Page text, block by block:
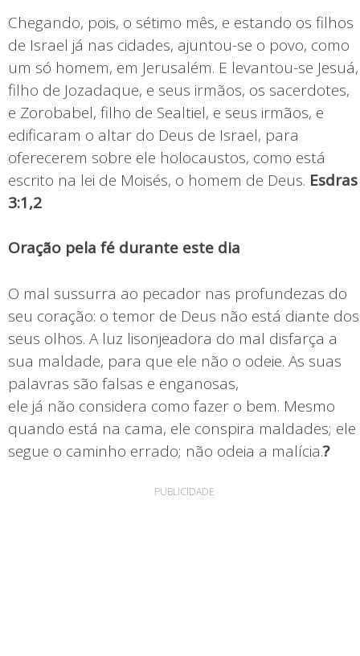
Chegando, pois, o sétimo mês, e estando os filhos
de Israel já nas cidades, ajuntou-se o povo, como
um só homem, em Jerusalém. E levantou-se Jesuá,
filho de Jozadaque, e seus irmãos, os sacerdotes,
e Zorobabel, filho de Sealtiel, e seus irmãos, e
edificaram o altar do Deus de Israel, para
oferecerem sobre ele holocaustos, como está
escrito na lei de Moisés, o homem de Deus. Esdras
3:1,2
Oração pela fé durante este dia
O mal sussurra ao pecador nas profundezas do
seu coração: o temor de Deus não está diante dos
seus olhos. A luz lisonjeadora do mal disfarça a
sua maldade, para que ele não o odeie. As suas
palavras são falsas e enganosas,
ele já não considera como fazer o bem. Mesmo
quando está na cama, ele conspira maldades; ele
segue o caminho errado; não odeia a malícia.?
PUBLICIDADE